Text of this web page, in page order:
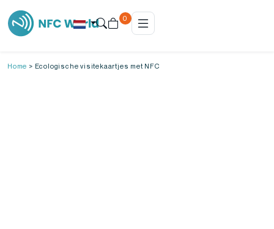
0
Home > Ecologische visitekaartjes met NFC